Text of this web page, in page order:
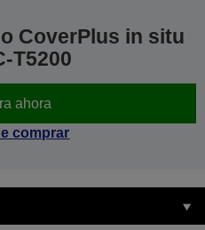
CoverPlus in situ
T5200
ahora
comprar